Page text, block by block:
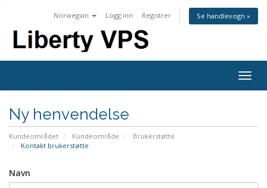
Norwegian Logg inn Registrer Se handlevogn »
Ny henvendelse
Kundeområdet Kundeområde
Brukerstøtte
Kontakt brukerstøtte
Navn